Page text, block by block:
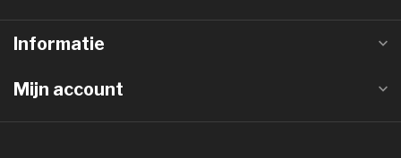
Informatie
Mijn account